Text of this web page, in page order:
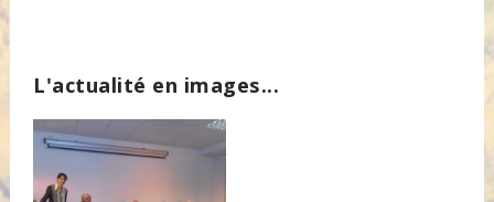
L'actualité en images...